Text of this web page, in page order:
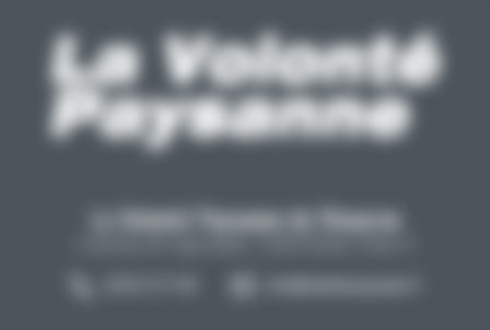
La Volonté Paysanne de l'Aveyron